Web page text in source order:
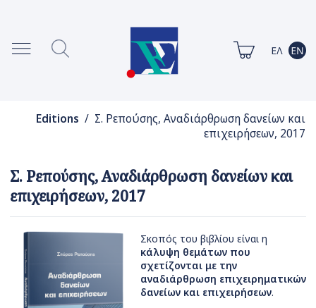
Editions / Σ. Ρεπούσης, Αναδιάρθρωση δανείων και
επιχειρήσεων, 2017
Σ. Ρεπούσης, Αναδιάρθρωση δανείων και
επιχειρήσεων, 2017
Σκοπός του βιβλίου είναι η
κάλυψη θεμάτων που
σχετίζονται με την
αναδιάρθρωση επιχειρηματικών
δανείων και επιχειρήσεων.